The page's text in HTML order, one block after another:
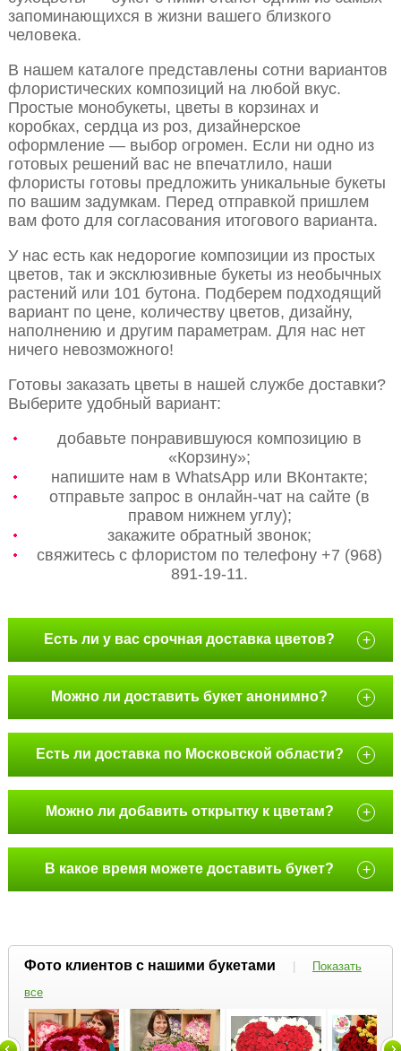
запоминающихся в жизни вашего близкого
человека.
В нашем каталоге представлены сотни вариантов
флористических композиций на любой вкус.
Простые монобукеты, цветы в корзинах и
коробках, сердца из роз, дизайнерское
оформление — выбор огромен. Если ни одно из
готовых решений вас не впечатлило, наши
флористы готовы предложить уникальные букеты
по вашим задумкам. Перед отправкой пришлем
вам фото для согласования итогового варианта.
У нас есть как недорогие композиции из простых
цветов, так и эксклюзивные букеты из необычных
растений или 101 бутона. Подберем подходящий
вариант по цене, количеству цветов, дизайну,
наполнению и другим параметрам. Для нас нет
ничего невозможного!
Готовы заказать цветы в нашей службе доставки?
Выберите удобный вариант:
добавьте понравившуюся композицию в
«Корзину»;
напишите нам в WhatsApp или ВКонтакте;
отправьте запрос в онлайн-чат на сайте (в
правом нижнем углу);
закажите обратный звонок;
свяжитесь с флористом по телефону +7 (968)
891-19-11.
Есть ли у вас срочная доставка цветов? +
Можно ли доставить букет анонимно? +
Есть ли доставка по Московской области? +
Можно ли добавить открытку к цветам? +
В какое время можете доставить букет? +
Фото клиентов с нашими букетами |
Показать
все